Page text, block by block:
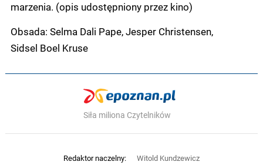
marzenia. (opis udostępniony przez kino)
Obsada: Selma Dali Pape, Jesper Christensen,
Sidsel Boel Kruse
Siła miliona Czytelników
Redaktor naczelny:
Witold Kundzewicz